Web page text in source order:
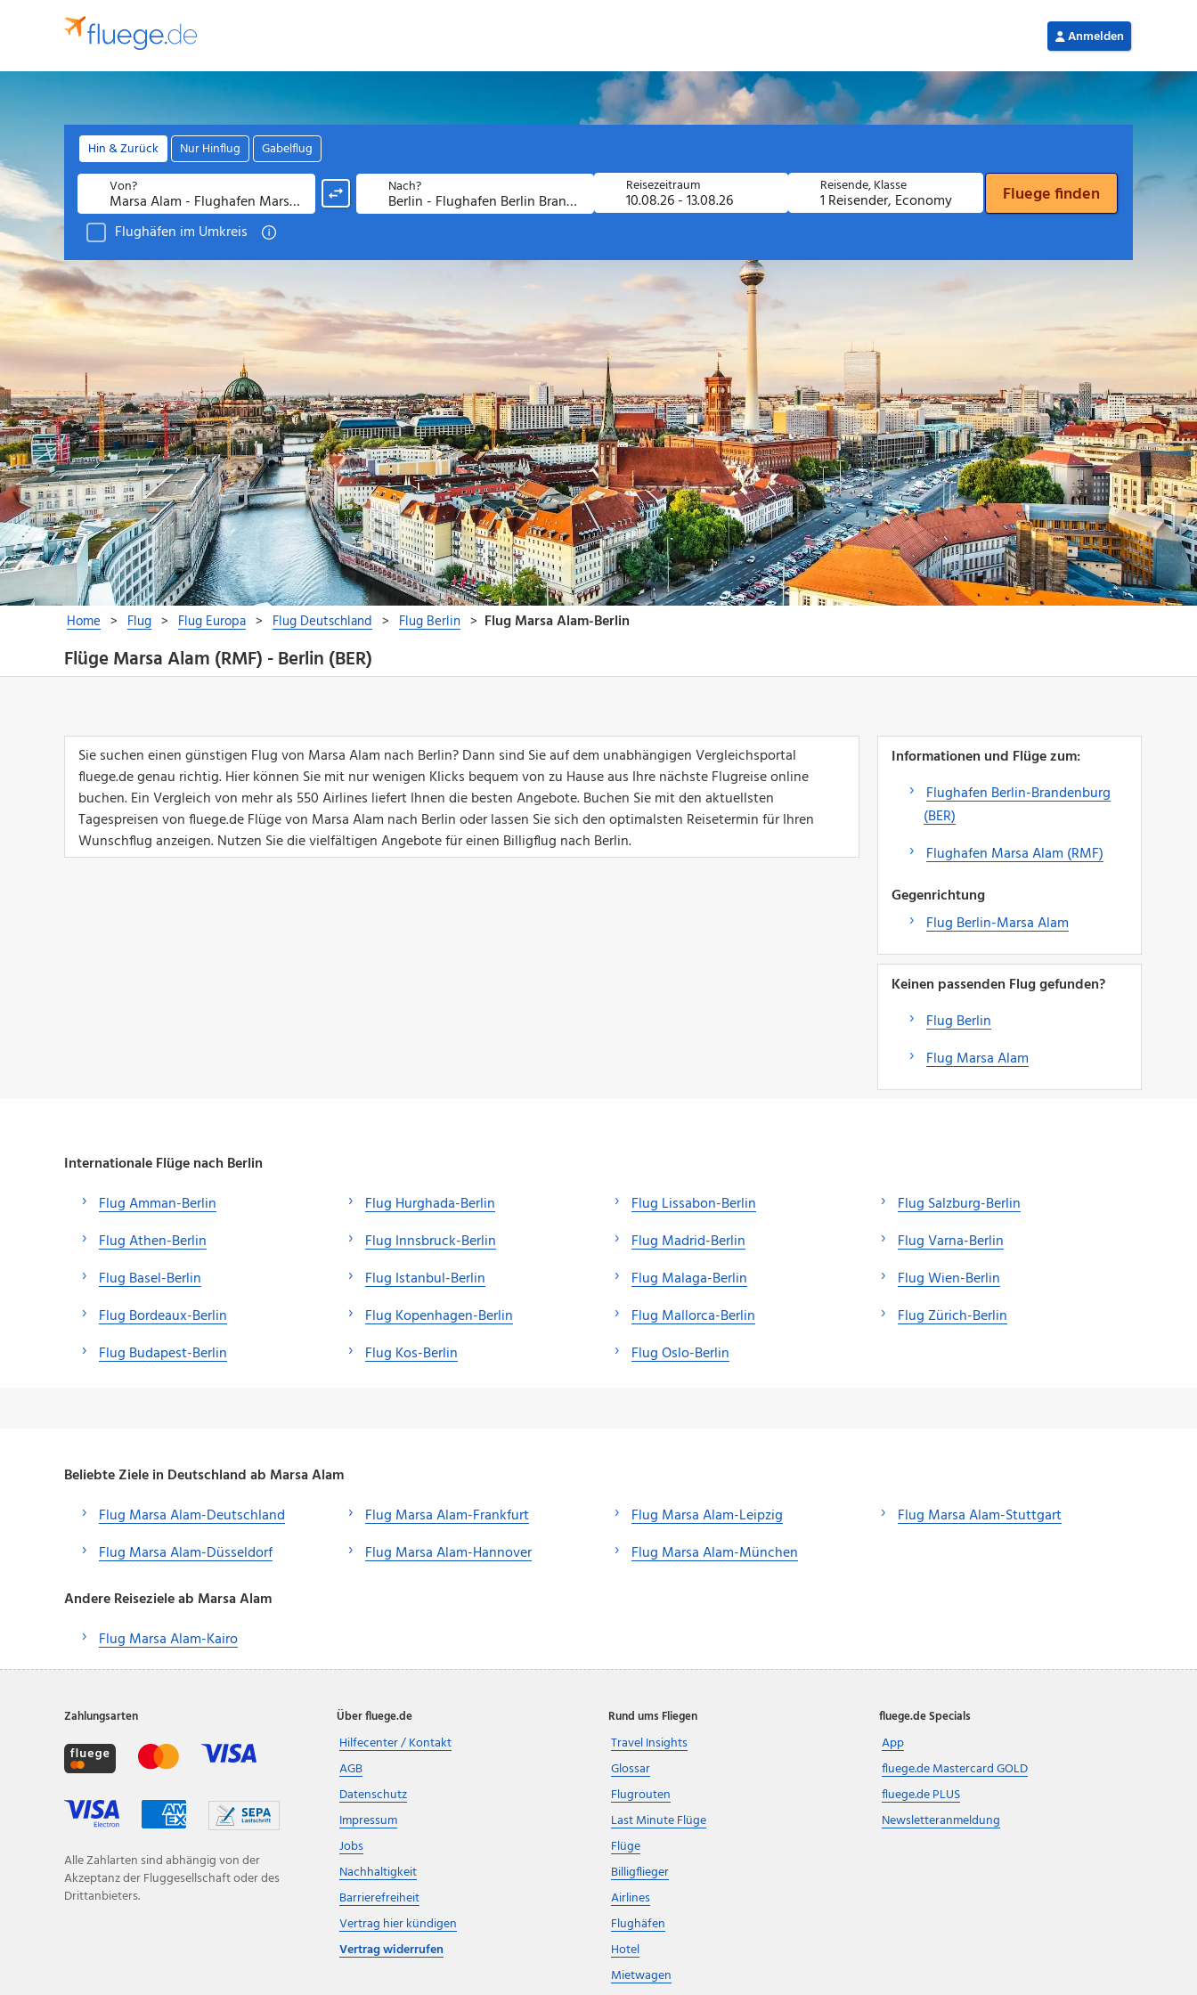
Flüge Marsa Alam (RMF) - Berlin (BER)
Sie suchen einen günstigen Flug von Marsa Alam nach Berlin? Dann sind Sie auf dem unabhängigen Vergleichsportal
fluege.de genau richtig. Hier können Sie mit nur wenigen Klicks bequem von zu Hause aus Ihre nächste Flugreise online
buchen. Ein Vergleich von mehr als 550 Airlines liefert Ihnen die besten Angebote. Buchen Sie mit den aktuellsten
Tagespreisen von fluege.de Flüge von Marsa Alam nach Berlin oder lassen Sie sich den optimalsten Reisetermin für Ihren
Wunschflug anzeigen. Nutzen Sie die vielfältigen Angebote für einen Billigflug nach Berlin.
Informationen und Flüge zum:
Flughafen Berlin-Brandenburg
(BER)
Flughafen Marsa Alam (RMF)
Gegenrichtung
Flug Berlin-Marsa Alam
Keinen passenden Flug gefunden?
Flug Berlin
Flug Marsa Alam
Internationale Flüge nach Berlin
Flug Amman-Berlin
Flug Athen-Berlin
Flug Basel-Berlin
Flug Bordeaux-Berlin
Flug Budapest-Berlin
Flug Hurghada-Berlin
Flug Innsbruck-Berlin
Flug Istanbul-Berlin
Flug Kopenhagen-Berlin
Flug Kos-Berlin
Flug Lissabon-Berlin
Flug Madrid-Berlin
Flug Malaga-Berlin
Flug Mallorca-Berlin
Flug Oslo-Berlin
Flug Salzburg-Berlin
Flug Varna-Berlin
Flug Wien-Berlin
Flug Zürich-Berlin
Beliebte Ziele in Deutschland ab Marsa Alam
Flug Marsa Alam-Deutschland
Flug Marsa Alam-Düsseldorf
Flug Marsa Alam-Frankfurt
Flug Marsa Alam-Hannover
Flug Marsa Alam-Leipzig
Flug Marsa Alam-München
Flug Marsa Alam-Stuttgart
Andere Reiseziele ab Marsa Alam
Flug Marsa Alam-Kairo